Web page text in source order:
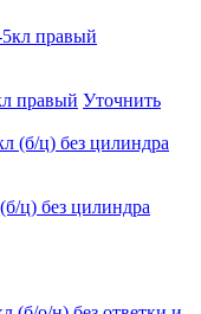
правый Уточнить
ц) без цилиндра